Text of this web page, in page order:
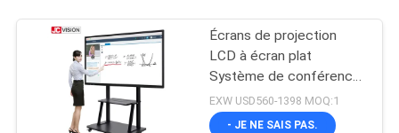
Écrans de projection
LCD à écran plat
Système de conférence
20 tactile
EXW USD560-1398 MOQ:1
- JE NE SAIS PAS.